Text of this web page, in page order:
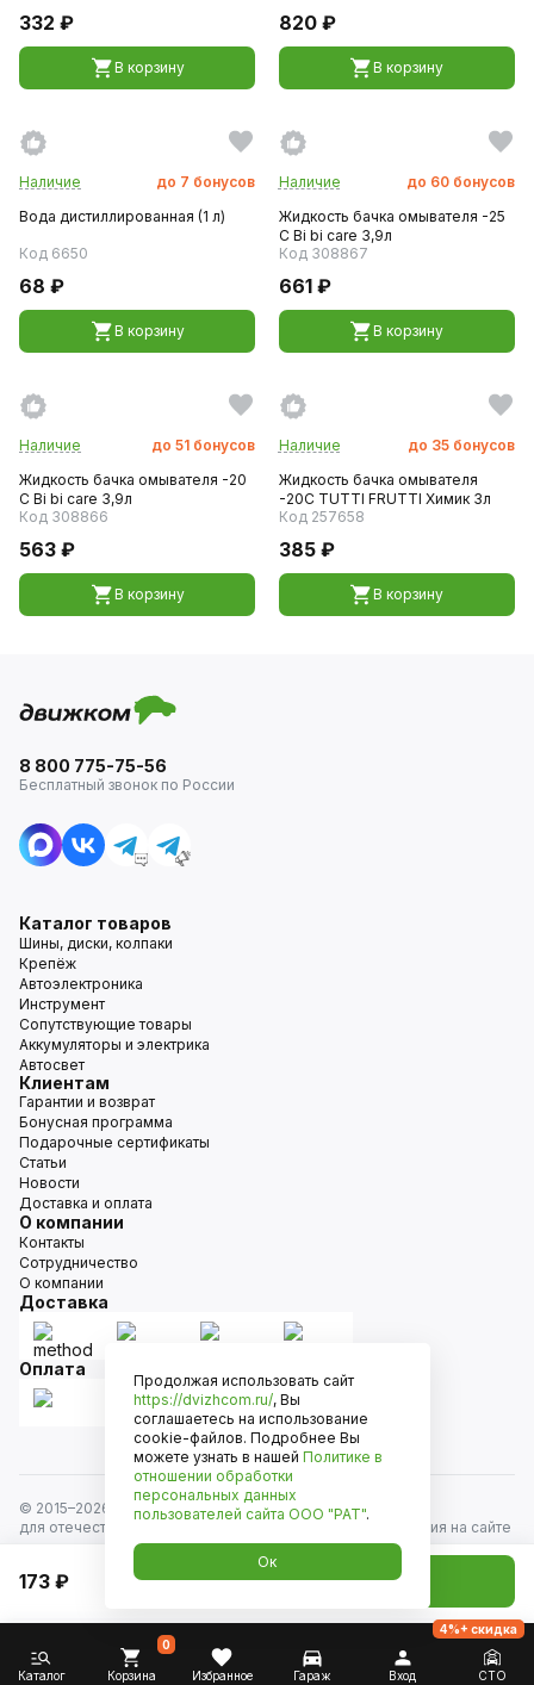
332 ₽
В корзину
820 ₽
В корзину
Наличие до 7 бонусов
Вода дистиллированная (1 л)
Код 6650
68 ₽
В корзину
Наличие до 60 бонусов
Жидкость бачка омывателя -25
C Bi bi care 3,9л
Код 308867
661 ₽
В корзину
Наличие до 51 бонусов
Жидкость бачка омывателя -20
C Bi bi care 3,9л
Код 308866
563 ₽
В корзину
Наличие до 35 бонусов
Жидкость бачка омывателя
-20C TUTTI FRUTTI Химик 3л
Код 257658
385 ₽
В корзину
173 ₽ Добавить в корзину
8 800 775-75-56
Бесплатный звонок по России
Каталог товаров
Шины, диски, колпаки
Крепёж
Автоэлектроника
Инструмент
Сопутствующие товары
Аккумуляторы и электрика
Автосвет
Клиентам
Гарантии и возврат
Бонусная программа
Подарочные сертификаты
Статьи
Новости
Доставка и оплата
О компании
Контакты
Сотрудничество
О компании
Доставка
Оплата
© 2015–2026
Движком — сеть магазинов автозапчастей
для отечественных автомобилей и иномарок. Информация на сайте
носит исключительно информационный характер и не является
публичной офертой, определяемой положениями
ст. 437 Гражданского кодекса РФ. Все права защищены.
Каталог Корзина
0
Избранное Гараж Вход СТО
4%+ скидка
Продолжая использовать сайт
https://dvizhcom.ru/, Вы
соглашаетесь на использование
cookie-файлов. Подробнее Вы
можете узнать в нашей Политике в
отношении обработки
персональных данных
пользователей сайта ООО "РАТ".
Ок